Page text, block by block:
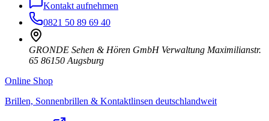
Kontakt aufnehmen
0821 50 89 69 40
GRONDE Sehen & Hören GmbH Verwaltung Maximilianstr.
65 86150 Augsburg
Online Shop
Brillen, Sonnenbrillen & Kontaktlinsen deutschlandweit